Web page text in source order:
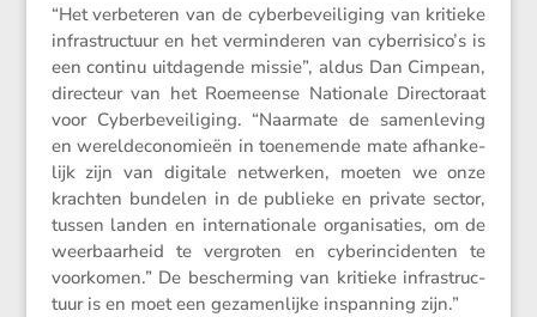
“Het verbe­teren van de cyber­be­vei­li­ging van kritieke
infra­struc­tuur en het vermin­deren van cyberrisico’s is
een continu uitda­gende missie”, aldus Dan Cimpean,
direc­teur van het Roemeense Natio­nale Direc­to­raat
voor Cyber­be­vei­li­ging. “Naarmate de samen­le­ving
en wereld­eco­no­mieën in toene­mende mate afhan­ke­
lijk zijn van digitale netwerken, moeten we onze
krachten bundelen in de publieke en private sector,
tussen landen en inter­na­ti­o­nale organi­sa­ties, om de
weerbaar­heid te vergroten en cyberin­ci­denten te
voorkomen.” De bescher­ming van kritieke infra­struc­
tuur is en moet een gezamen­lijke inspan­ning zijn.”